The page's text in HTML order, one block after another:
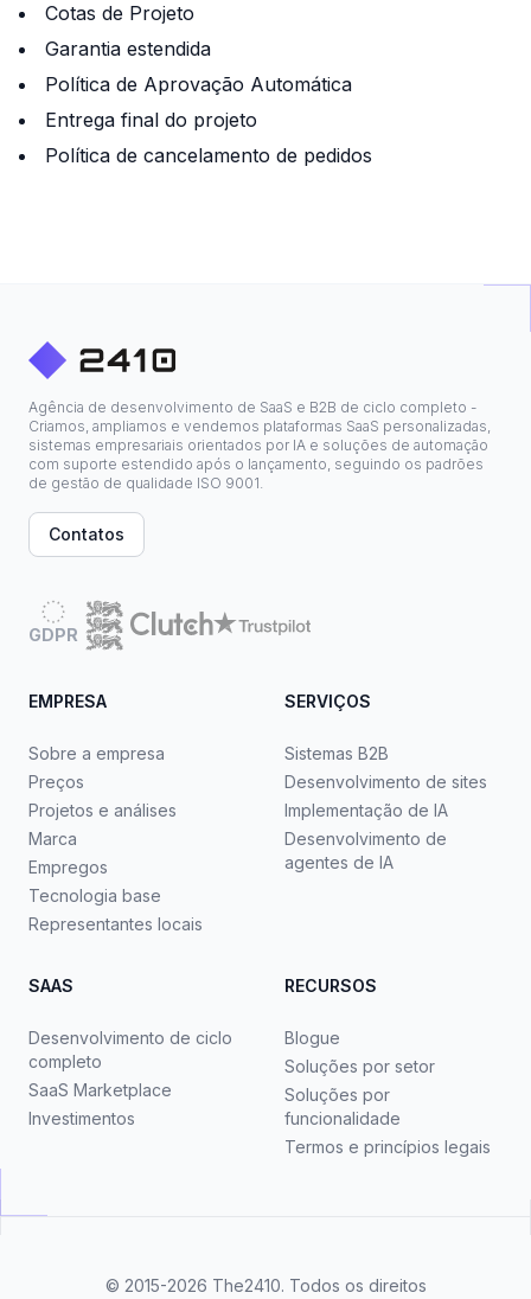
Cotas de Projeto
Garantia estendida
Política de Aprovação Automática
Entrega final do projeto
Política de cancelamento de pedidos
Agência de desenvolvimento de SaaS e B2B de ciclo completo -
Criamos, ampliamos e vendemos plataformas SaaS personalizadas,
sistemas empresariais orientados por IA e soluções de automação
com suporte estendido após o lançamento, seguindo os padrões
de gestão de qualidade ISO 9001.
Contatos
GDPR
EMPRESA
Sobre a empresa
Preços
Projetos e análises
Marca
Empregos
Tecnologia base
Representantes locais
SERVIÇOS
Sistemas B2B
Desenvolvimento de sites
Implementação de IA
Desenvolvimento de
agentes de IA
SAAS
Desenvolvimento de ciclo
completo
SaaS Marketplace
Investimentos
RECURSOS
Blogue
Soluções por setor
Soluções por
funcionalidade
Termos e princípios legais
© 2015-2026 The2410. Todos os direitos